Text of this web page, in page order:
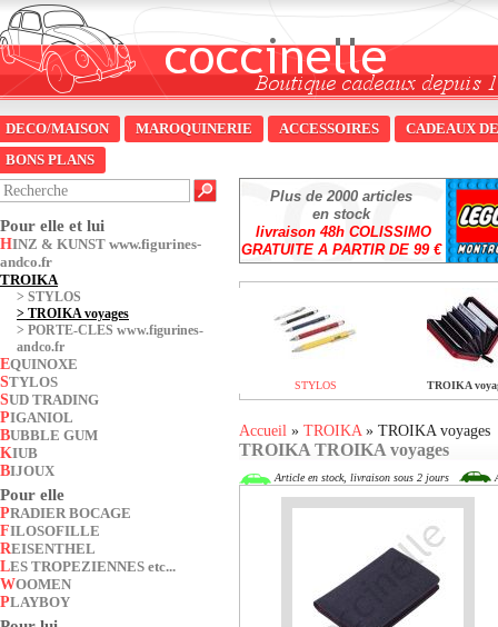
DECO/MAISON MAROQUINERIE ACCESSOIRES
CADEAUX
BONS PLANS
Pour elle et lui
HINZ & KUNST www.figurines-
andco.fr
TROIKA
STYLOS
TROIKA voyages
PORTE-CLES www.figurines-
andco.fr
EQUINOXE
STYLOS
SUD TRADING
PIGANIOL
BUBBLE GUM
KIUB
BIJOUX
Pour elle
PRADIER BOCAGE
FILOSOFILLE
REISENTHEL
LES TROPEZIENNES etc...
WOOMEN
PLAYBOY
Plus de 2000 articles
en stock
livraison 48h COLISSIMO
GRATUITE A PARTIR DE 99 €
STYLOS TROIKA
Accueil » TROIKA» TROIKA voyages
TROIKA TROIKA voyages
Article en stock, livraison sous 2 jours